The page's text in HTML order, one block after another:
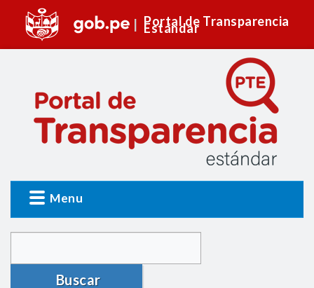
Portal de Transparencia
Estándar
Menu
Buscar